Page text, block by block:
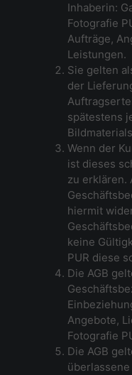
Inhaberin:
Fotografie
Aufträge,
Leistungen.
Sie gelten
der
spätestens
Wenn der
ist dieses
zu erklären.
hiermit
keine
PUR diese
Die AGB
Angebote,
Fotografie
Die AGB